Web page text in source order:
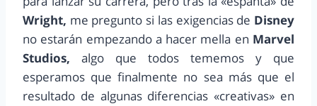
Wright, me pregunto si las exigencias de Disney
no estarán empezando a hacer mella en Marvel
Studios, algo que todos tememos y que
esperamos que finalmente no sea más que el
resultado de algunas diferencias «creativas» en